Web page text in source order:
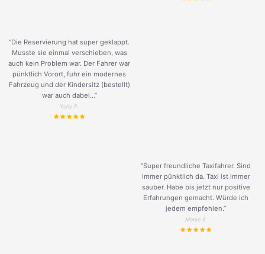
“Die Reservierung hat super geklappt.
Musste sie einmal verschieben, was
auch kein Problem war. Der Fahrer war
pünktlich Vorort, fuhr ein modernes
Fahrzeug und der Kindersitz (bestellt)
war auch dabei...”
Yuriy P.
“Super freundliche Taxifahrer. Sind
immer pünktlich da. Taxi ist immer
sauber. Habe bis jetzt nur positive
Erfahrungen gemacht. Würde ich
jedem empfehlen.”
Merve S.